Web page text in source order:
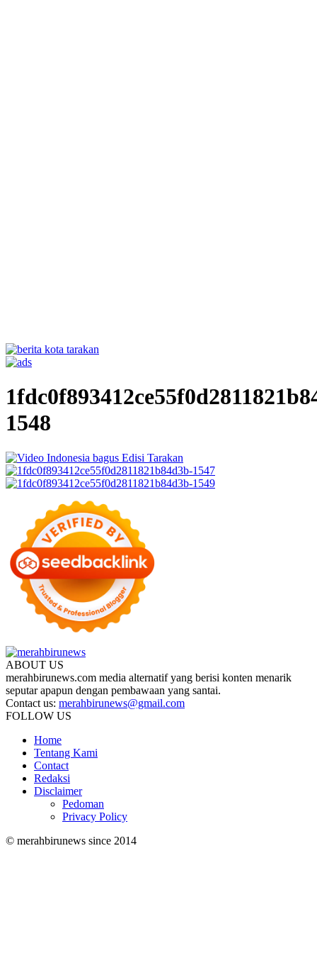
1548
ABOUT US
merahbirunews.com media alternatif yang berisi konten menarik
seputar apapun dengan pembawaan yang santai.
Contact us: merahbirunews@gmail.com
FOLLOW US
Home
Tentang Kami
Contact
Redaksi
Disclaimer
Pedoman
Privacy Policy
© merahbirunews since 2014